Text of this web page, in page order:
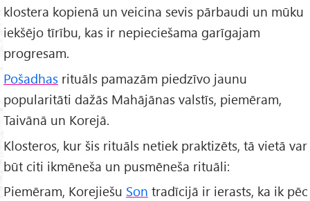
klostera kopienā un veicina sevis pārbaudi un mūku
iekšējo tīrību, kas ir nepieciešama garīgajam
progresam.
Pošadhas rituāls pamazām piedzīvo jaunu
popularitāti dažās Mahājānas valstīs, piemēram,
Taivānā un Korejā.
Klosteros, kur šis rituāls netiek praktizēts, tā vietā var
būt citi ikmēneša un pusmēneša rituāli:
Piemēram, Korejiešu Son tradīcijā ir ierasts, ka ik pēc